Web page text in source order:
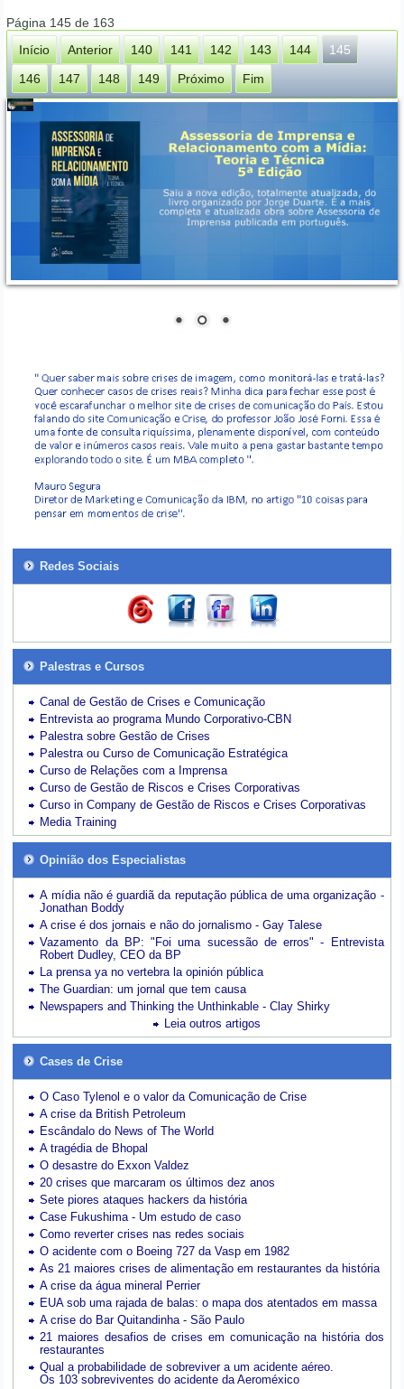
Página 145 de 163
Início
Anterior 140 141 142 143 144
145
146
147 148 149 Próximo Fim
Redes Sociais
Palestras e Cursos
Canal de Gestão de Crises e Comunicação
Entrevista ao programa Mundo Corporativo-CBN
Palestra sobre Gestão de Crises
Palestra ou Curso de Comunicação Estratégica
Curso de Relações com a Imprensa
Curso de Gestão de Riscos e Crises Corporativas
Curso in Company de Gestão de Riscos e Crises Corporativas
Media Training
Opinião dos Especialistas
A mídia não é guardiã da reputação pública de uma organização -
Jonathan Boddy
A crise é dos jornais e não do jornalismo - Gay Talese
Vazamento da BP: "Foi uma sucessão de erros" - Entrevista
Robert Dudley, CEO da BP
La prensa ya no vertebra la opinión pública
The Guardian: um jornal que tem causa
Newspapers and Thinking the Unthinkable - Clay Shirky
Leia outros artigos
Cases de Crise
O Caso Tylenol e o valor da Comunicação de Crise
A crise da British Petroleum
Escândalo do News of The World
A tragédia de Bhopal
O desastre do Exxon Valdez
20 crises que marcaram os últimos dez anos
Sete piores ataques hackers da história
Case Fukushima - Um estudo de caso
Como reverter crises nas redes sociais
O acidente com o Boeing 727 da Vasp em 1982
As 21 maiores crises de alimentação em restaurantes da história
A crise da água mineral Perrier
EUA sob uma rajada de balas: o mapa dos atentados em massa
A crise do Bar Quitandinha - São Paulo
21 maiores desafios de crises em comunicação na história dos
restaurantes
Qual a probabilidade de sobreviver a um acidente aéreo.
Os 103 sobreviventes do acidente da Aeroméxico